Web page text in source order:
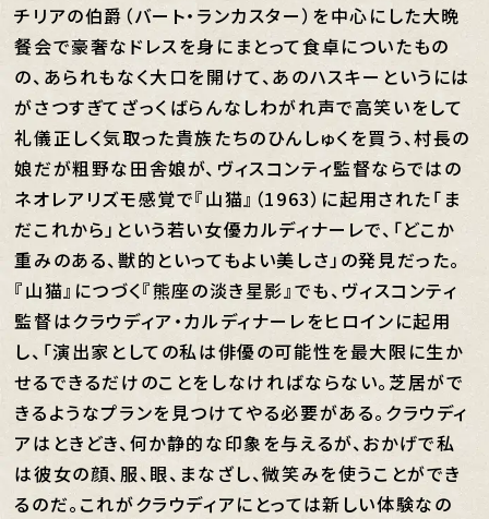
チリアの伯爵（バート・ランカスター）を中心にした大晩
餐会で豪奢なドレスを身にまとって食卓についたもの
の、あられもなく大口を開けて、あのハスキーというには
がさつすぎてざっくばらんなしわがれ声で高笑いをして
礼儀正しく気取った貴族たちのひんしゅくを買う、村長の
娘だが粗野な田舎娘が、ヴィスコンティ監督ならではの
ネオレアリズモ感覚で『山猫』（1963）に起用された「ま
だこれから」という若い女優カルディナーレで、「どこか
重みのある、獣的といってもよい美しさ」の発見だった。
『山猫』につづく『熊座の淡き星影』でも、ヴィスコンティ
監督はクラウディア・カルディナーレをヒロインに起用
し、「演出家としての私は俳優の可能性を最大限に生か
せるできるだけのことをしなければならない。芝居がで
きるようなプランを見つけてやる必要がある。クラウディ
アはときどき、何か静的な印象を与えるが、おかげで私
は彼女の顔、服、眼、まなざし、微笑みを使うことができ
るのだ。これがクラウディアにとっては新しい体験なの